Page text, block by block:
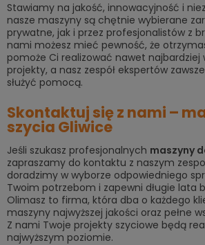
Stawiamy na jakość, innowacyjność i
nasze maszyny są chętnie wybierane
prywatne, jak i przez profesjonalistów z
nami możesz mieć pewność, że
pomoże Ci realizować nawet
projekty, a nasz zespół ekspertów
służyć pomocą.
Skontaktuj się z nami –
szycia Gliwice
Jeśli szukasz profesjonalnych maszyny
zapraszamy do kontaktu z naszym
doradzimy w wyborze odpowiedniego
Twoim potrzebom i zapewni długie lata
Olimasz to firma, która dba o każdego
maszyny najwyższej jakości oraz pełne
Z nami Twoje projekty szyciowe będą
najwyższym poziomie.